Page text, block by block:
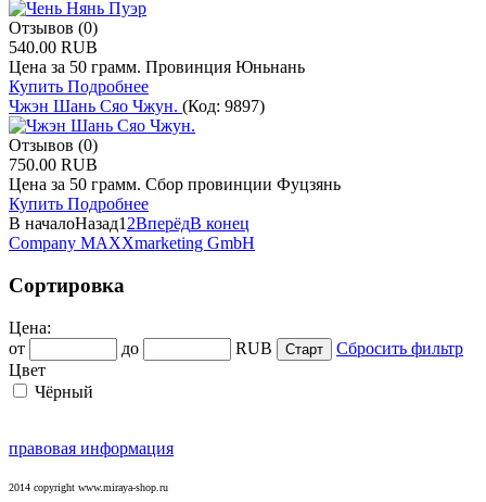
Отзывов (0)
540.00 RUB
Цена за 50 грамм. Провинция Юньнань
Купить Подробнее
Чжэн Шань Сяо Чжун. (Код: 9897)
Отзывов (0)
750.00 RUB
Цена за 50 грамм. Сбор провинции Фуцзянь
Купить Подробнее
В началоНазад1 2ВперёдВ конец
Company MAXXmarketing GmbH
Сортировка
Цена:
от
до RUB
Сбросить фильтр
Цвет
Чёрный
правовая информация
2014 copyright www.miraya-shop.ru